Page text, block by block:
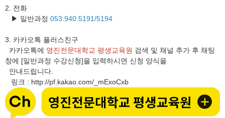
2. 전화
▶ 일반과정 053.940.5191/5194
3. 카카오톡 플러스친구
카카오톡에 영진전문대학교 평생교육원 검색 및 채널 추가 후 채팅
창에 [일반과정 수강신청]을 입력하시면 신청 양식을
안내드립니다.
링크 : http://pf.kakao.com/_mExoCxb